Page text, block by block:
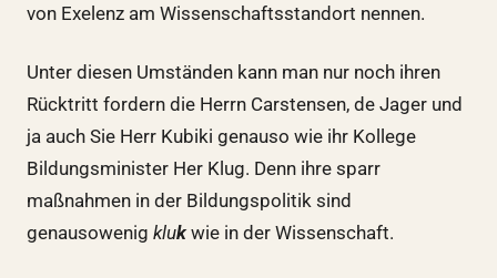
von Exelenz am Wissenschaftsstandort nennen.
Unter diesen Umständen kann man nur noch ihren
Rücktritt fordern die Herrn Carstensen, de Jager und
ja auch Sie Herr Kubiki genauso wie ihr Kollege
Bildungsminister Her Klug. Denn ihre sparr
maßnahmen in der Bildungspolitik sind
genausowenig klukwie in der Wissenschaft.